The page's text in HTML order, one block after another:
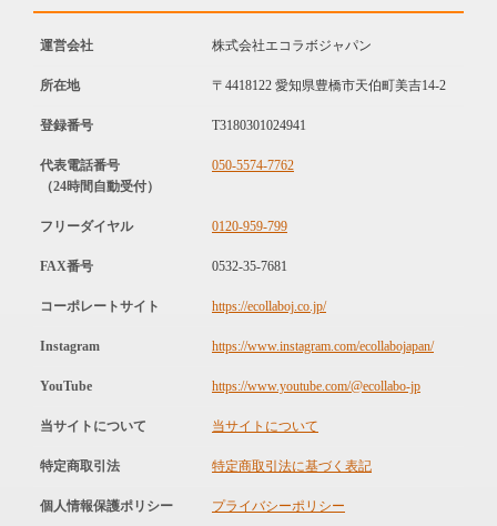
運営会社 株式会社エコラボジャパン
所在地 〒4418122 愛知県豊橋市天伯町美吉14-2
登録番号 T3180301024941
代表電話番号
（24時間自動受付）
050-5574-7762
フリーダイヤル 0120-959-799
FAX番号 0532-35-7681
コーポレートサイト https://ecollaboj.co.jp/
Instagram https://www.instagram.com/ecollabojapan/
YouTube https://www.youtube.com/@ecollabo-jp
当サイトについて 当サイトについて
特定商取引法 特定商取引法に基づく表記
個人情報保護ポリシー プライバシーポリシー